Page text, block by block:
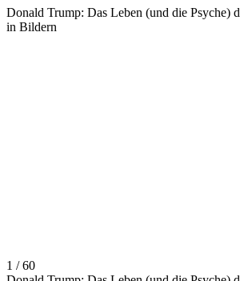
Donald Trump: Das Leben (und die Psyche)
in Bildern
1 / 60